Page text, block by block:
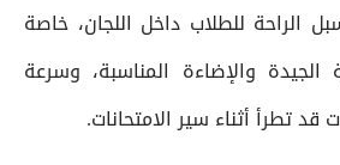
الراحة للطلاب داخل اللجان، خاصة
الجيدة والإضاءة المناسبة، وسرعة
تطرأ أثناء سير الامتحانات.